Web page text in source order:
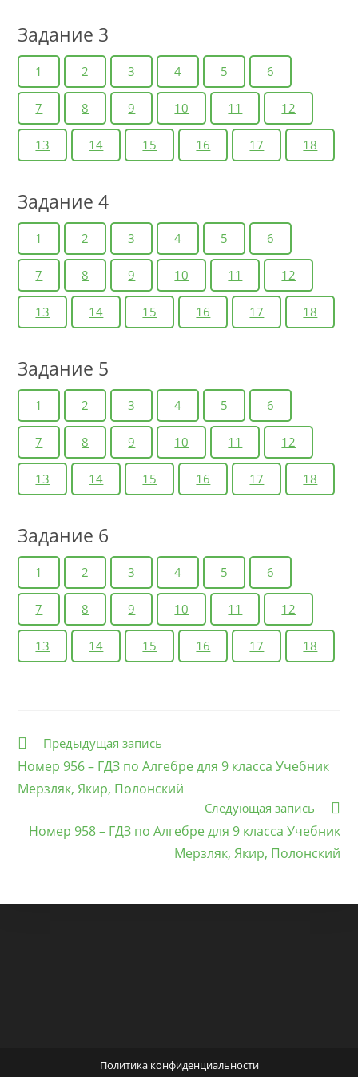
Задание 3
1 2 3 4 5 6
7 8 9 10 11 12
13 14 15 16 17 18
Задание 4
1 2 3 4 5 6
7 8 9 10 11 12
13 14 15 16 17 18
Задание 5
1 2 3 4 5 6
7 8 9 10 11 12
13 14 15 16 17 18
Задание 6
1 2 3 4 5 6
7 8 9 10 11 12
13 14 15 16 17 18
Еще
Предыдущая запись
Номер 956 – ГДЗ по Алгебре для 9 класса Учебник
Мерзляк, Якир, Полонский
Следующая запись
Номер 958 – ГДЗ по Алгебре для 9 класса Учебник
Мерзляк, Якир, Полонский
Политика конфиденциальности